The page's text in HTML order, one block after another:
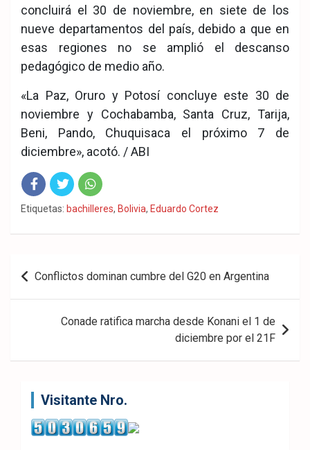
concluirá el 30 de noviembre, en siete de los
nueve departamentos del país, debido a que en
esas regiones no se amplió el descanso
pedagógico de medio año.
«La Paz, Oruro y Potosí concluye este 30 de
noviembre y Cochabamba, Santa Cruz, Tarija,
Beni, Pando, Chuquisaca el próximo 7 de
diciembre», acotó. / ABI
Fac
eb
Twit
ter
Wha
tsA
Etiquetas: bachilleres, Bolivia, Eduardo Cortez
Navegación
de
entradas
Conflictos dominan cumbre del G20 en Argentina
Conade ratifica marcha desde Konani el 1 de
diciembre por el 21F
Visitante Nro.